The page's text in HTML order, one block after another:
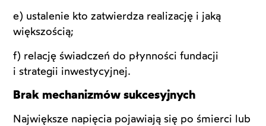
e) ustalenie kto zatwierdza realizację i jaką
większością;
f) relację świadczeń do płynności fundacji
i strategii inwestycyjnej.
Brak mechanizmów sukcesyjnych
Największe napięcia pojawiają się po śmierci lub